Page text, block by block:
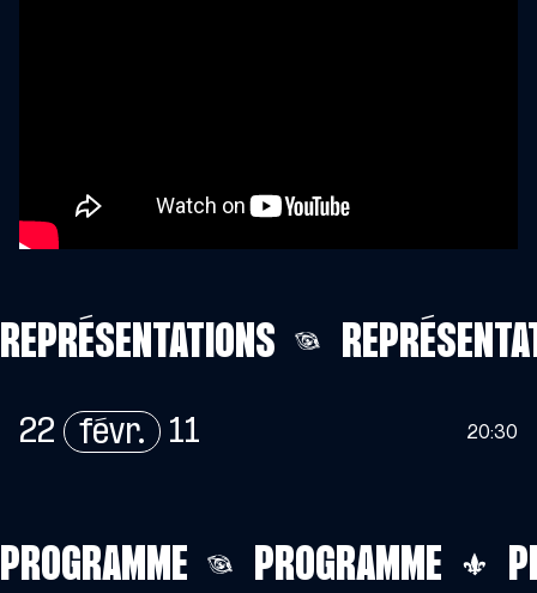
REPRÉSENTATIONS
22 févr. 11 20:30
PROGRAMME PROGRAMME